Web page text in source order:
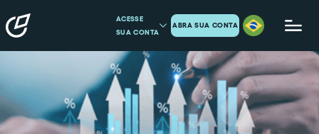
ACESSE
SUA CONTA
ABRA SUA CONTA